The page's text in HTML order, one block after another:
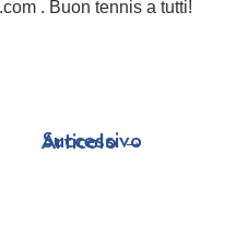
. Buon tennis a tutti!
Successivo Articolo→